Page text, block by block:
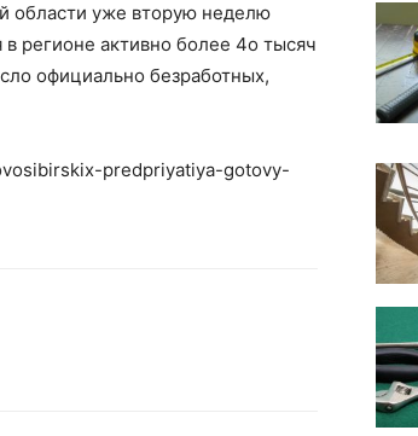
области уже вторую неделю
регионе активно более 4о тысяч
официально безработных,
predpriyatiya-gotovy-